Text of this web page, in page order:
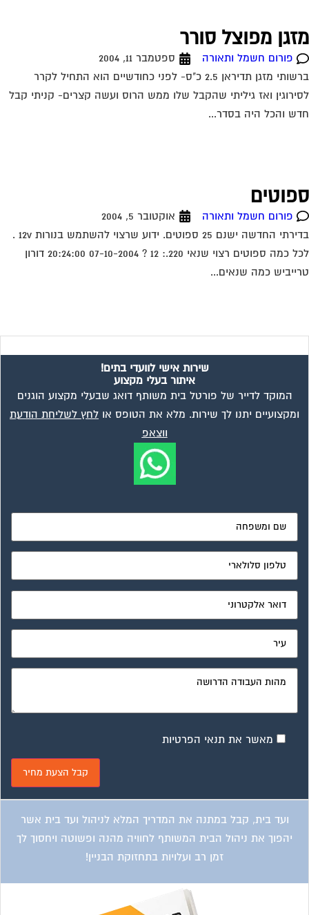
מפוצל סורר
פורום חשמל ותאורה
ספטמבר 11, 2004
ברשותי מזגן תדיראן 2.5 כ"ס- לפני כחודשיים הוא התחיל לקרר
ואז גיליתי שהקבל שלו ממש הרוס ועשה קצרים- קניתי קבל
והכל היה בסדר...
פורום חשמל ותאורה
אוקטובר 5, 2004
בדירתי החדשה ישנם 25 ספוטים. ידוע שרצוי להשתמש בנורות 12v .
לכל כמה ספוטים רצוי שנאי 220.: 12 ? 07-10-2004 20:24:00 דורון
כמה שנאים...
שירות אישי לוועדי בתים!
איתור בעלי מקצוע
המוקד לדייר של פורטל בית משותף דואג שבעלי מקצוע הוגנים
ומקצועיים יתנו לך שירות. מלא את הטופס אולחץ לשליחת הודעת
ווצאפ
מאשר את תנאי הפרטיות
ועד בית, קבל במתנה את המדריך המלא לניהול ועד בית אשר
יהפוך את ניהול הבית המשותף לחוויה מהנה ופשוטה ויחסוך לך
זמן רב ועלויות בתחזוקת הבניין!